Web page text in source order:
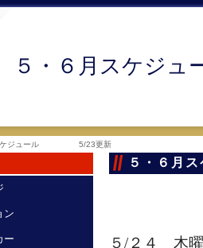
５・６月スケ
スケジュール 5/23更新
５・６
５/２４ 木
ン
ー